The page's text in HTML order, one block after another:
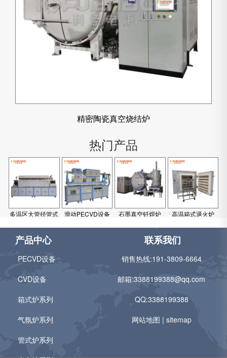
精密陶瓷真空烧结炉
热门产品
多温区大管径管式
滑动PECVD设备 石墨真空钎焊炉 高温箱式退火炉
产品中心
PECVD设备
CVD设备
箱式炉系列
气氛炉系列
管式炉系列
联系我们
销售热线:191-3809-6664
邮箱:3388199388@qq.com
QQ:3388199388
网站地图 | sitemap